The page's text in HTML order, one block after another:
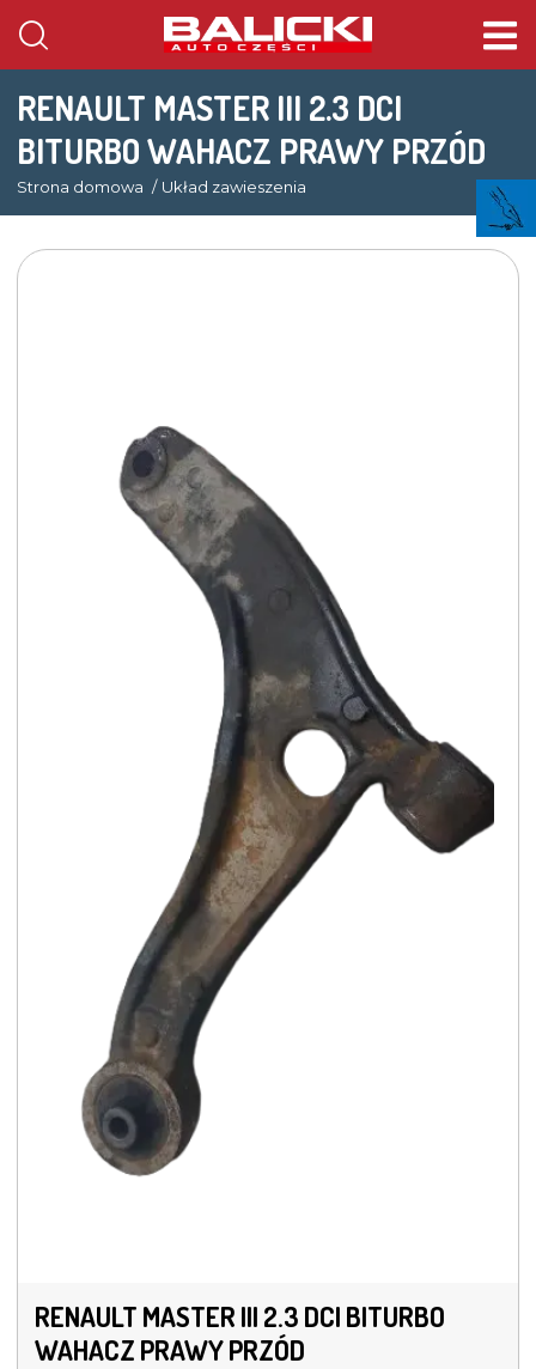
RENAULT MASTER III 2.3 DCI
BITURBO WAHACZ PRAWY PRZÓD
Strona domowa Układ zawieszenia
RENAULT MASTER III 2.3 DCI BITURBO
WAHACZ PRAWY PRZÓD